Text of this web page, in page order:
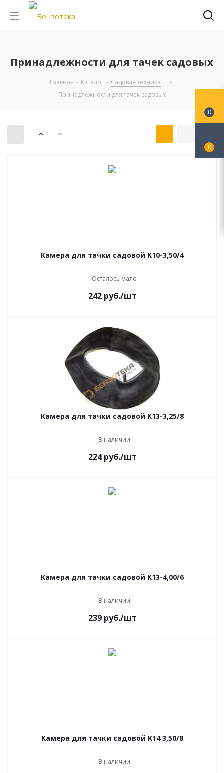
Принадлежности для тачек садовых
Главная - Каталог - Садовая техника
-
Принадлежности для тачек садовых
Камера для тачки садовой K10-3,50/4
Осталось мало
242руб./шт
Камера для тачки садовой K13-3,25/8
В наличии
224руб./шт
Камера для тачки садовой K13-4,00/6
В наличии
239руб./шт
Камера для тачки садовой K14 3,50/8
В наличии
0
0